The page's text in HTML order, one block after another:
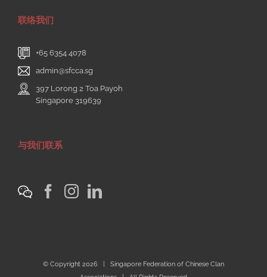
联络我们
+65 6354 4078
admin@sfcca.sg
397 Lorong 2 Toa Payoh
Singapore 319639
与我们联系
© Copyright 2026 | Singapore Federation of Chinese Clan